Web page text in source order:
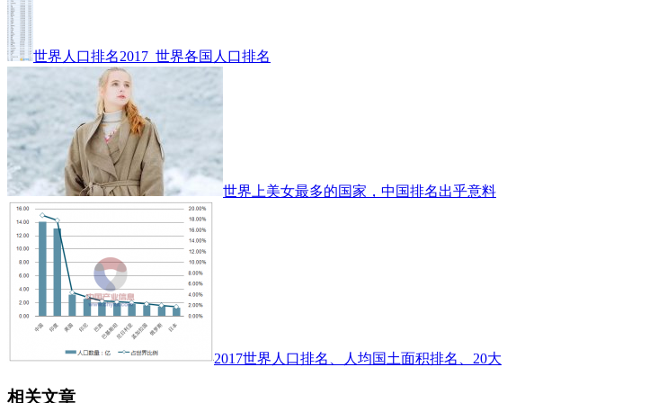
世界人口排名2017_世界各国人口排名
世界上美女最多的国家，中国排名出乎意料
2017世界人口排名、人均国土面积排名、20大
相关文章